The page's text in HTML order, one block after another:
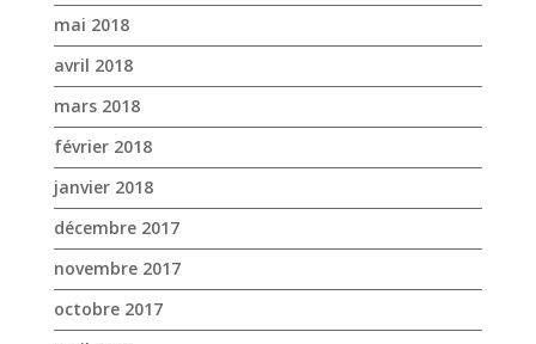
décembre 2017
novembre 2017
octobre 2017
avril 2017